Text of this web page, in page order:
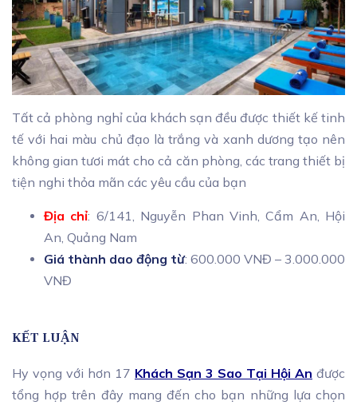
Tất cả phòng nghỉ của khách sạn đều được thiết kế tinh
tế với hai màu chủ đạo là trắng và xanh dương tạo nên
không gian tươi mát cho cả căn phòng, các trang thiết bị
tiện nghi thỏa mãn các yêu cầu của bạn
Địa chỉ: 6/141, Nguyễn Phan Vinh, Cẩm An, Hội
An, Quảng Nam
Giá thành dao động từ: 600.000 VNĐ – 3.000.000
VNĐ
KẾT LUẬN
Hy vọng với hơn 17 Khách Sạn 3 Sao Tại Hội An được
tổng hợp trên đây mang đến cho bạn những lựa chọn